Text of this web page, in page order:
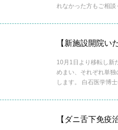
れなかった方もご相談
【新施設開院い
10月1日より移転し新
めまい、それぞれ単
します。 白石医学博
【ダニ舌下免疫